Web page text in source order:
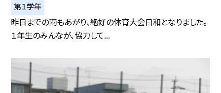
第１学年
昨日までの雨もあがり、絶好の体育大会日和となりました。
１年生のみんなが、協力して...